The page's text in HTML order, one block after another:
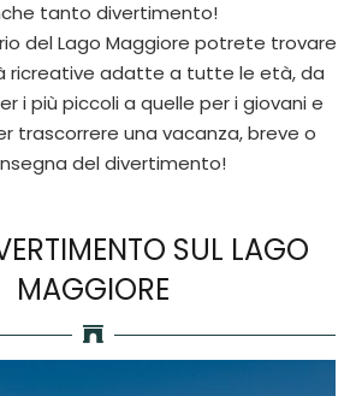
tanto divertimento!
del Lago Maggiore potrete trovare
ricreative adatte a tutte le età, da
i più piccoli a quelle per i giovani e
trascorrere una vacanza, breve o
del divertimento!
SUL LAGO
MAGGIORE